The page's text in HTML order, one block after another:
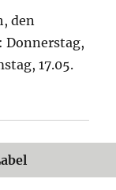
den
Donnerstag,
17.05.